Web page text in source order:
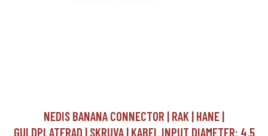
NEDIS BANANA CONNECTOR | RAK | HANE |
GULDPLATERAD | SKRUVA | KABEL INPUT DIAMETER: 4.5